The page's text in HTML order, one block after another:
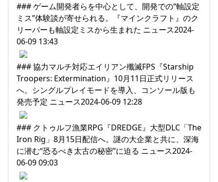
### ゲーム開発者らを中心として、開発での“軸設定
ミス”体験談が寄せられる。『マインクラフト』のク
リーパーも軸設定ミスから生まれた ニュース2024-
06-09 13:43
### 協力マルチ対応エイリアン殲滅FPS『Starship
Troopers: Extermination』10月11日正式リリース
へ。シングルプレイモードを導入、コンソール版も
発売予定 ニュース2024-06-09 12:28
### クトゥルフ漁業RPG『DREDGE』大型DLC「The
Iron Rig」8月15日配信へ。謎の大企業と共に、深海
に潜む“恐るべき太古の秘密”に迫る ニュース2024-
06-09 09:03